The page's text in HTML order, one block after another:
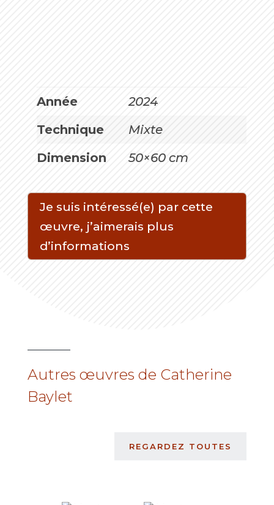
Année
2024
Technique
Mixte
Dimension
50×60 cm
Je suis intéressé(e) par cette
œuvre, j’aimerais plus
d’informations
Autres œuvres de Catherine
Baylet
REGARDEZ TOUTES